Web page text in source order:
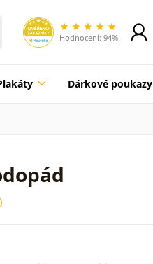
Hodnocení: 94%
Dárkové poukazy